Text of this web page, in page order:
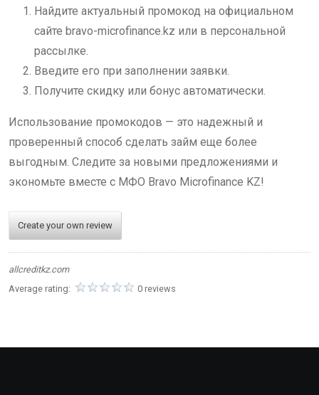
Найдите актуальный промокод на официальном
сайте bravo-microfinance.kz или в персональной
рассылке.
Введите его при заполнении заявки.
Получите скидку или бонус автоматически.
Использование промокодов — это надежный и
проверенный способ сделать займ еще более
выгодным. Следите за новыми предложениями и
экономьте вместе с МФО Bravo Microfinance KZ!
Create your own review
allcreditkz.com
Average rating:
0 reviews